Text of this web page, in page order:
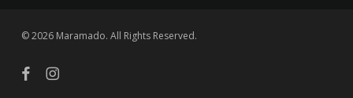
© 2026 Maramado. All Rights Reserved.
facebookinstagram